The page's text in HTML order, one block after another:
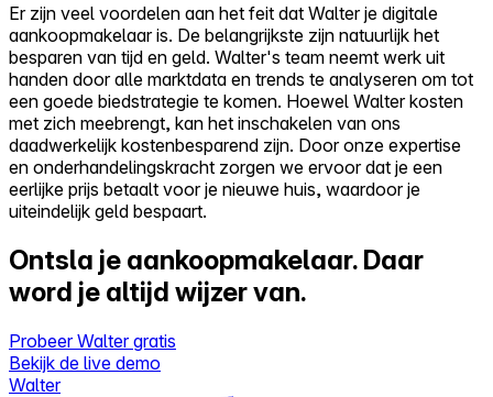
Er zijn veel voordelen aan het feit dat Walter je digitale
aankoopmakelaar is. De belangrijkste zijn natuurlijk het
besparen van tijd en geld. Walter's team neemt werk uit
handen door alle marktdata en trends te analyseren om tot
een goede biedstrategie te komen. Hoewel Walter kosten
met zich meebrengt, kan het inschakelen van ons
daadwerkelijk kostenbesparend zijn. Door onze expertise
en onderhandelingskracht zorgen we ervoor dat je een
eerlijke prijs betaalt voor je nieuwe huis, waardoor je
uiteindelijk geld bespaart.
Ontsla je aankoopmakelaar. Daar
word je altijd wijzer van.
Probeer Walter gratis
Bekijk de live demo
Walter